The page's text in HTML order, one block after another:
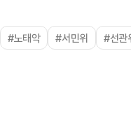
#노태악 #서민위 #선관